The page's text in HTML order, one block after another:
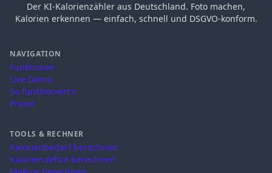
Der KI-Kalorienzähler aus Deutschland. Foto machen,
Kalorien erkennen — einfach, schnell und DSGVO-konform.
NAVIGATION
Funktionen
Live Demo
So funktioniert's
Preise
TOOLS & RECHNER
Kalorienbedarf berechnen
Kaloriendefizit berechnen